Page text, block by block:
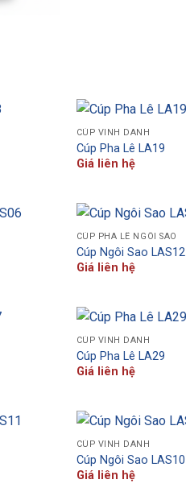
CÚP VINH DANH
Cúp Pha Lê LA19
Giá liên hệ
CÚP PHA LÊ NGÔI SAO
Cúp Ngôi Sao LAS12
Giá liên hệ
CÚP VINH DANH
Cúp Pha Lê LA29
Giá liên hệ
CÚP VINH DANH
Cúp Ngôi Sao LAS10
Giá liên hệ